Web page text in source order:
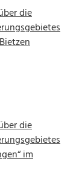
die
die
im